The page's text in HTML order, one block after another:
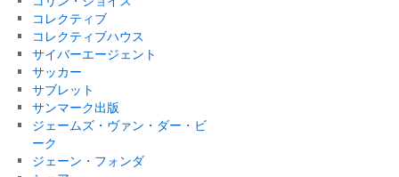
コレクティブ
コレクティブハウス
サイバーエージェント
サッカー
サブレット
サンマーク出版
ジェームズ・ヴァン・ダー・ビ
ーク
ジェーン・フォンダ